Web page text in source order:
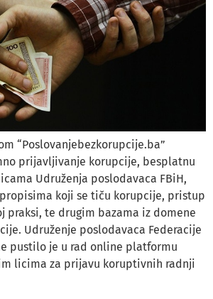
“Poslovanjebezkorupcije.ba”
prijavljivanje korupcije, besplatnu
Udruženja poslodavaca FBiH,
koji se tiču korupcije, pristup
praksi, te drugim bazama iz domene
Udruženje poslodavaca Federacije
pustilo je u rad online platformu
licima za prijavu koruptivnih radnji